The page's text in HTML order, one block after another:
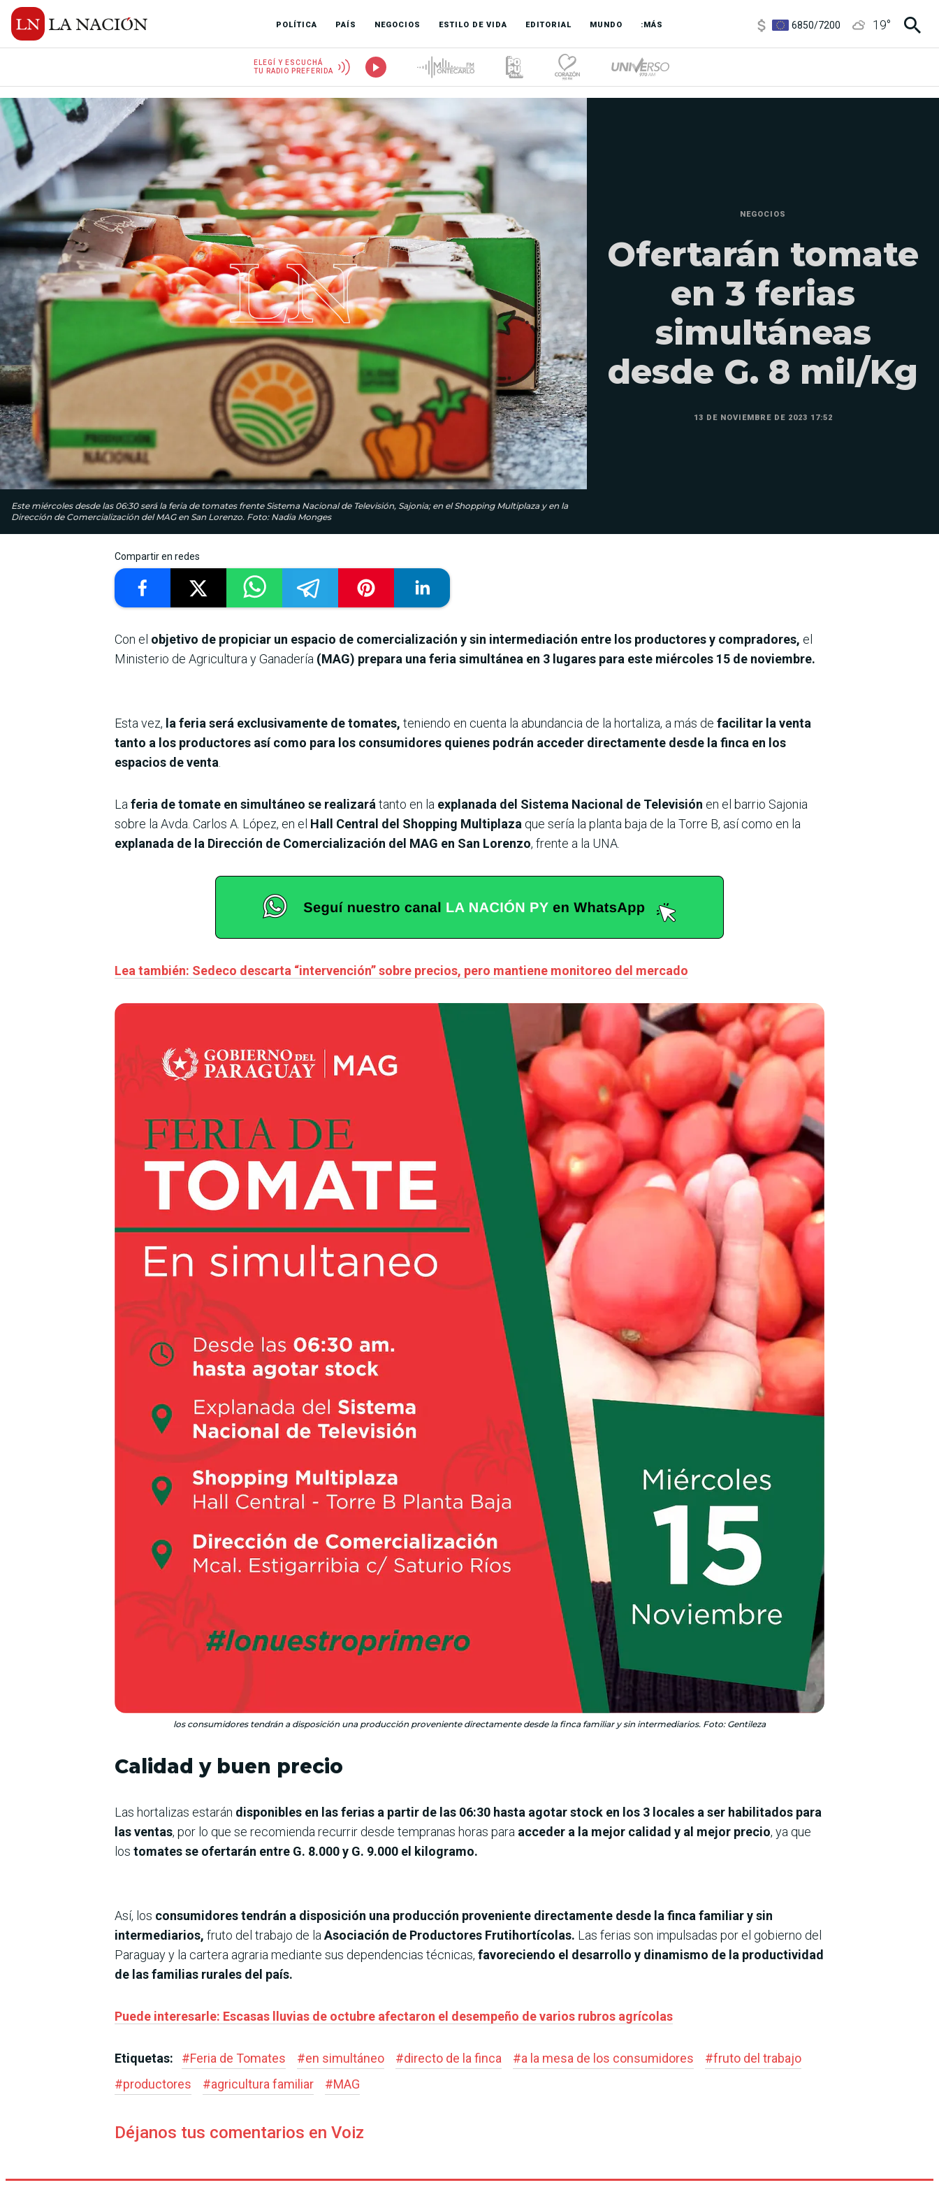
POLÍTICA PAÍS NEGOCIOS ESTILO DE VIDA EDITORIAL MUNDO :MÁS
5900/5960
5900/5960
19°
ELEGÍ Y ESCUCHÁ
TU RADIO PREFERIDA
Este miércoles desde las 06:30 será la feria de tomates frente Sistema Nacional de Televisión, Sajonia; en el Shopping Multiplaza y en la
Dirección de Comercialización del MAG en San Lorenzo. Foto: Nadia Monges
NEGOCIOS
Ofertarán tomate
en 3 ferias
simultáneas
desde G. 8 mil/Kg
13 DE NOVIEMBRE DE 2023 17:52
Compartir en redes
Con el objetivo de propiciar un espacio de comercialización y sin intermediación entre los productores y compradores, el
Ministerio de Agricultura y Ganadería (MAG) prepara una feria simultánea en 3 lugares para este miércoles 15 de noviembre.
Esta vez, la feria será exclusivamente de tomates, teniendo en cuenta la abundancia de la hortaliza, a más de facilitar la venta
tanto a los productores así como para los consumidores quienes podrán acceder directamente desde la finca en los
espacios de venta
La feria de tomate en simultáneo se realizará tanto en la explanada del Sistema Nacional de Televisión en el barrio Sajonia
sobre la Avda. Carlos A. López, en el Hall Central del Shopping Multiplaza que sería la planta baja de la Torre B, así como en la
explanada de la Dirección de Comercialización del MAG en San Lorenzo, frente a la UNA.
Lea también: Sedeco descarta “intervención” sobre precios, pero mantiene monitoreo del mercado
los consumidores tendrán a disposición una producción proveniente directamente desde la finca familiar y sin intermediarios. Foto: Gentileza
Calidad y buen precio
Las hortalizas estarán disponibles en las ferias a partir de las 06:30 hasta agotar stock en los 3 locales a ser habilitados para
las ventas, por lo que se recomienda recurrir desde tempranas horas para acceder a la mejor calidad y al mejor precio, ya que
los tomates se ofertarán entre G. 8.000 y G. 9.000 el kilogramo.
Así, los consumidores tendrán a disposición una producción proveniente directamente desde la finca familiar y sin
intermediarios, fruto del trabajo de la Asociación de Productores Frutihortícolas. Las ferias son impulsadas por el gobierno del
Paraguay y la cartera agraria mediante sus dependencias técnicas, favoreciendo el desarrollo y dinamismo de la productividad
de las familias rurales del país.
Puede interesarle: Escasas lluvias de octubre afectaron el desempeño de varios rubros agrícolas
Etiquetas: #Feria de Tomates #en simultáneo #directo de la finca #a la mesa de los consumidores #fruto del trabajo
#productores #agricultura familiar #MAG
Déjanos tus comentarios en Voiz